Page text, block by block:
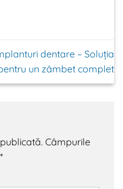
dentare – Soluția
un zâmbet complet
Câmpurile
*